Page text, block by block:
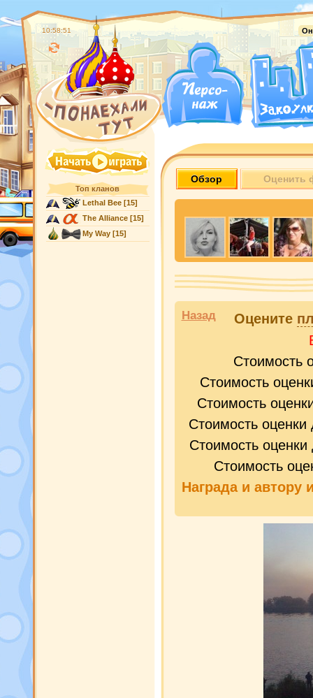
10:58:52
Топ кланов
Lethal Bee[15]
The Alliance[15]
My Way[15]
Обзор Оценить
Назад Оцените
Стоимость
Стоимость
Стоимость
Стоимость
Стоимость
Стоимость
Награда и автору